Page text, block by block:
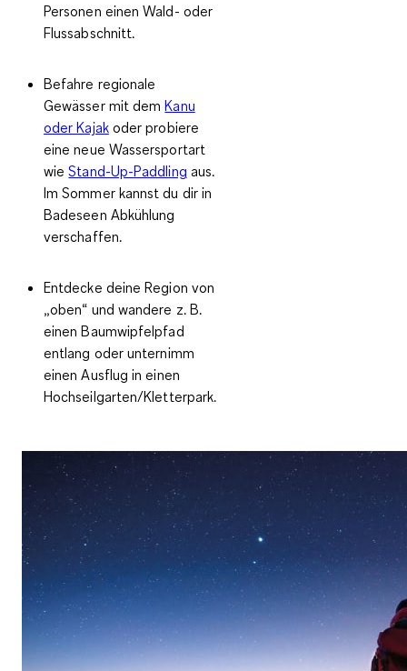
Personen einen Wald- oder
Flussabschnitt.
Befahre regionale
Gewässer mit demKanu
oder Kajakoder probiere
eine neue Wassersportart
wieStand-Up-Paddling aus.
Im Sommer kannst du dir in
Badeseen Abkühlung
verschaffen.
Entdecke deine Region von
„oben“ und wandere z. B.
einen Baumwipfelpfad
entlang oder unternimm
einen Ausflug in einen
Hochseilgarten/Kletterpark.